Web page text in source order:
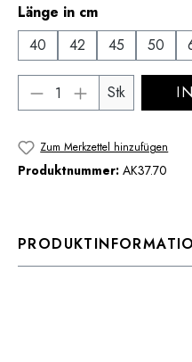
Länge in cmauswählen
40
42 45 50
Produkt Anzahl:
Stk
Zum Merkzettel hinzufügen
Produktnummer: AK37.70